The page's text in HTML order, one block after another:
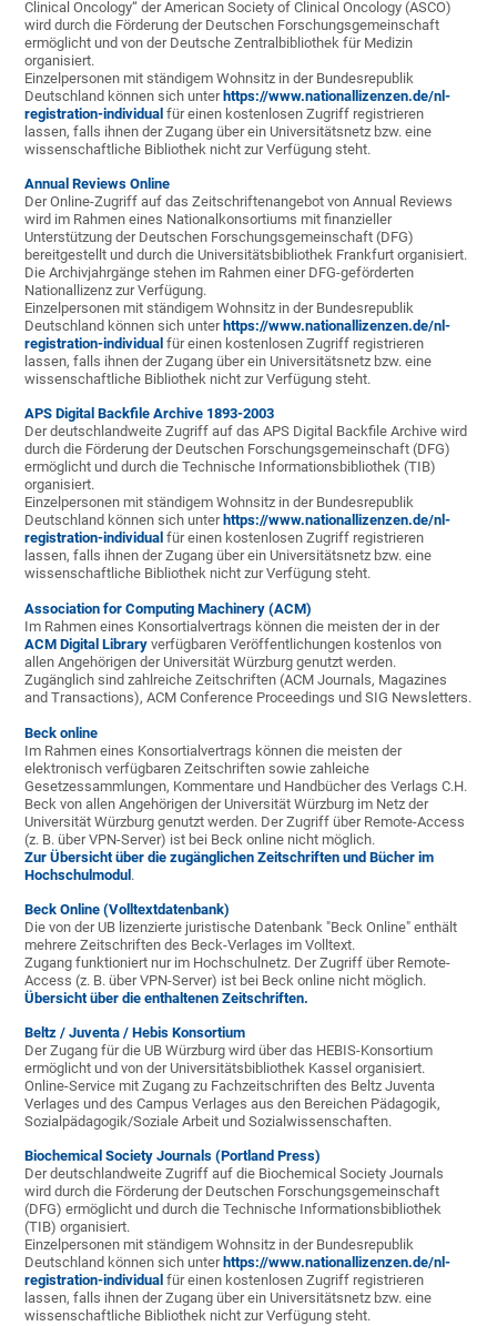
Clinical Oncology“ der American Society of Clinical Oncology (ASCO)
wird durch die Förderung der Deutschen Forschungsgemeinschaft
ermöglicht und von der Deutsche Zentralbibliothek für Medizin
organisiert.
Einzelpersonen mit ständigem Wohnsitz in der Bundesrepublik
Deutschland können sich unter https://www.nationallizenzen.de/nl-
registration-individual für einen kostenlosen Zugriff registrieren
lassen, falls ihnen der Zugang über ein Universitätsnetz bzw. eine
wissenschaftliche Bibliothek nicht zur Verfügung steht.
AnnualReviews Online
Der Online-Zugriff auf das Zeitschriftenangebot von Annual Reviews
wird im Rahmen eines Nationalkonsortiums mit finanzieller
Unterstützung der Deutschen Forschungsgemeinschaft (DFG)
bereitgestellt und durch die Universitätsbibliothek Frankfurt organisiert.
Die Archivjahrgänge stehen im Rahmen einer DFG-geförderten
Nationallizenz zur Verfügung.
Einzelpersonen mit ständigem Wohnsitz in der Bundesrepublik
Deutschland können sich unter https://www.nationallizenzen.de/nl-
registration-individual für einen kostenlosen Zugriff registrieren
lassen, falls ihnen der Zugang über ein Universitätsnetz bzw. eine
wissenschaftliche Bibliothek nicht zur Verfügung steht.
APS Digital Backfile Archive 1893-2003
Der deutschlandweite Zugriff auf das APS Digital Backfile Archive wird
durch die Förderung der Deutschen Forschungsgemeinschaft (DFG)
ermöglicht und durch die Technische Informationsbibliothek (TIB)
organisiert.
Einzelpersonen mit ständigem Wohnsitz in der Bundesrepublik
Deutschland können sich unter https://www.nationallizenzen.de/nl-
registration-individual für einen kostenlosen Zugriff registrieren
lassen, falls ihnen der Zugang über ein Universitätsnetz bzw. eine
wissenschaftliche Bibliothek nicht zur Verfügung steht.
Association for Computing Machinery (ACM)
Im Rahmen eines Konsortialvertrags können die meisten der in der
ACM Digital Library verfügbaren Veröffentlichungen kostenlos von
allen Angehörigen der Universität Würzburg genutzt werden.
Zugänglich sind zahlreiche Zeitschriften (ACM Journals, Magazines
and Transactions), ACM Conference Proceedings und SIG Newsletters.
Beck online
Im Rahmen eines Konsortialvertrags können die meisten der
elektronisch verfügbaren Zeitschriften sowie zahleiche
Gesetzessammlungen, Kommentare und Handbücher des Verlags C.H.
Beck von allen Angehörigen der Universität Würzburg im Netz der
Universität Würzburg genutzt werden. Der Zugriff über Remote-Access
(z. B. über VPN-Server) ist bei Beck online nicht möglich.
Zur Übersicht über die zugänglichen Zeitschriften und Bücher im
Hochschulmodul .
Beck Online (Volltextdatenbank)
Die von der UB lizenzierte juristische Datenbank "Beck Online" enthält
mehrere Zeitschriften des Beck-Verlages im Volltext.
Zugang funktioniert nur im Hochschulnetz. Der Zugriff über Remote-
Access (z. B. über VPN-Server) ist bei Beck online nicht möglich.
Übersicht über die enthaltenen Zeitschriften.
Beltz / Juventa / Hebis Konsortium
Der Zugang für die UB Würzburg wird über das HEBIS-Konsortium
ermöglicht und von der Universitätsbibliothek Kassel organisiert.
Online-Service mit Zugang zu Fachzeitschriften des Beltz Juventa
Verlages und des Campus Verlages aus den Bereichen Pädagogik,
Sozialpädagogik/Soziale Arbeit und Sozialwissenschaften.
Biochemical Society Journals (Portland Press)
Der deutschlandweite Zugriff auf die Biochemical Society Journals
wird durch die Förderung der Deutschen Forschungsgemeinschaft
(DFG) ermöglicht und durch die Technische Informationsbibliothek
(TIB) organisiert.
Einzelpersonen mit ständigem Wohnsitz in der Bundesrepublik
Deutschland können sich unter https://www.nationallizenzen.de/nl-
registration-individual für einen kostenlosen Zugriff registrieren
lassen, falls ihnen der Zugang über ein Universitätsnetz bzw. eine
wissenschaftliche Bibliothek nicht zur Verfügung steht.